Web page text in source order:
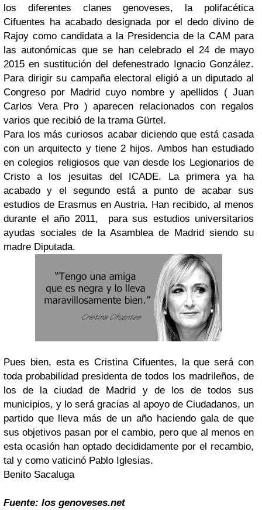
los diferentes clanes genoveses, la polifacética
Cifuentes ha acabado designada por el dedo divino de
Rajoy como candidata a la Presidencia de la CAM para
las autonómicas que se han celebrado el 24 de mayo
2015 en sustitución del defenestrado Ignacio González.
Para dirigir su campaña electoral eligió a un diputado al
Congreso por Madrid cuyo nombre y apellidos ( Juan
Carlos Vera Pro ) aparecen relacionados con regalos
varios que recibió de la trama Gürtel.
Para los más curiosos acabar diciendo que está casada
con un arquitecto y tiene 2 hijos. Ambos han estudiado
en colegios religiosos que van desde los Legionarios de
Cristo a los jesuitas del ICADE. La primera ya ha
acabado y el segundo está a punto de acabar sus
estudios de Erasmus en Austria. Han recibido, al menos
durante el año 2011, para sus estudios universitarios
ayudas sociales de la Asamblea de Madrid siendo su
madre Diputada.
Pues bien, esta es Cristina Cifuentes, la que será con
toda probabilidad presidenta de todos los madrileños, de
los de la ciudad de Madrid y de los de todos sus
municipios, y lo será gracias al apoyo de Ciudadanos, un
partido que lleva más de un año haciendo gala de que
sus objetivos pasan por el cambio, pero que al menos en
esta ocasión han optado decididamente por el recambio,
tal y como vaticinó Pablo Iglesias.
Benito Sacaluga
Fuente: los genoveses.net